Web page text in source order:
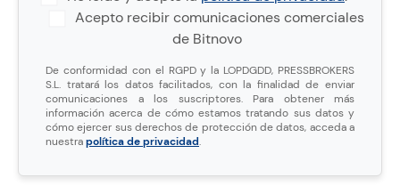
Acepto recibir comunicaciones comerciales
de Bitnovo
De conformidad con el RGPD y la LOPDGDD, PRESSBROKERS
S.L. tratará los datos facilitados, con la finalidad de enviar
comunicaciones a los suscriptores. Para obtener más
información acerca de cómo estamos tratando sus datos y
cómo ejercer sus derechos de protección de datos, acceda a
nuestrapolítica de privacidad.